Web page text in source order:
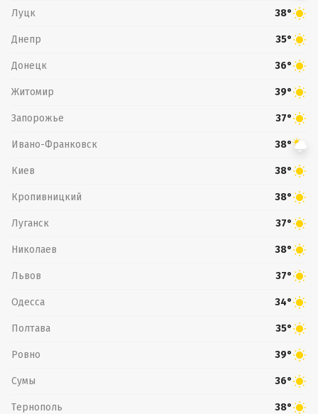
Луцк 38°
Днепр 35°
Донецк 36°
Житомир 39°
Запорожье 37°
Ивано-Франковск 38°
Киев 38°
Кропивницкий 38°
Луганск 37°
Николаев 38°
Львов 37°
Одесса 34°
Полтава 35°
Ровно 39°
Сумы 36°
Тернополь 38°